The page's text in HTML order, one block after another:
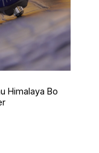
Himalaya Bo